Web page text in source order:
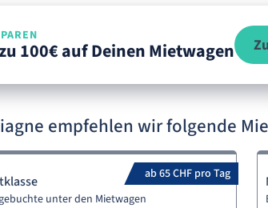
100€ auf Deinen Mietwagen
empfehlen wir folgende
ab 65 CHF pro Tag
unter den Mietwagen